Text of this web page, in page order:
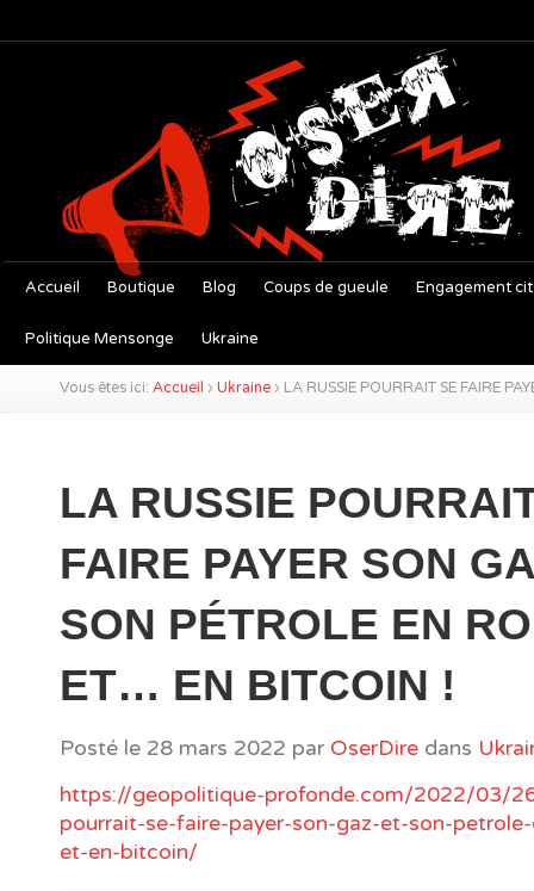
Accueil Boutique Blog Coups de gueule Engagement
Politique Mensonge Ukraine
Vous êtes ici: Accueil › Ukraine › LA RUSSIE POURRAIT SE FAIRE
LA RUSSIE
FAIRE PAYER SON
SON PÉTROLE EN
ET… EN BITCOIN !
Posté le 28 mars 2022 par OserDire dans
https://geopolitique-profonde.com/2022/03/
pourrait-se-faire-payer-son-gaz-et-son-
et-en-bitcoin/